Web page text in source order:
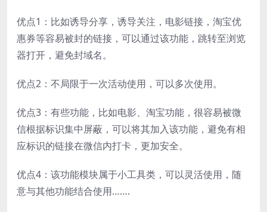
优点1：比如诱导分享，诱导关注，电影链接，淘宝优
惠券等容易被封的链接，可以通过该功能，跳转至浏览
器打开，避免封域名。
优点2：不局限于一次活动使用，可以多次使用。
优点3：有些功能，比如电影、淘宝功能，很容易被微
信根据标识集中屏蔽，可以将其加入该功能，避免有相
应标识的链接在微信内打卡，更加安全。
优点4：该功能模块属于小工具类，可以灵活使用，随
意与其他功能结合使用…….